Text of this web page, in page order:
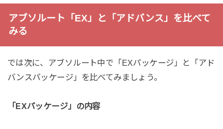
アブソルート「EX」と「アドバンス」を比べて
みる
では次に、アブソルート中で「EXパッケージ」と「アド
バンスパッケージ」を比べてみましょう。
「EXパッケージ」の内容